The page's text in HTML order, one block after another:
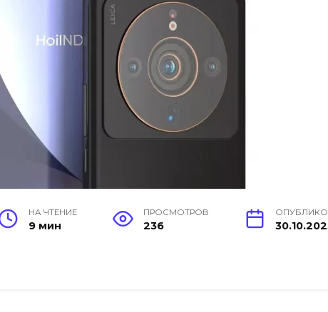
НА ЧТЕНИЕ
9 мин
ПРОСМОТРОВ
236